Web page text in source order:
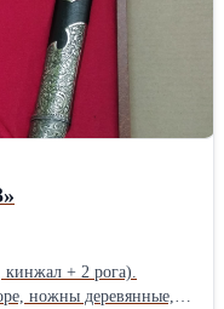
+ 2 рога).
ножны деревянные,